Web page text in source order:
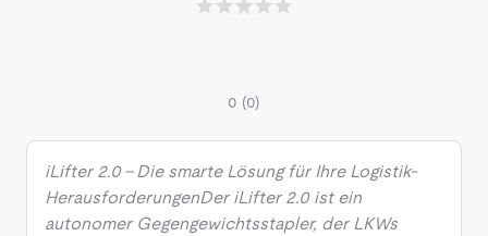
0 (0)
iLifter 2.0 – Die smarte Lösung für Ihre Logistik-
HerausforderungenDer iLifter 2.0 ist ein
autonomer Gegengewichtsstapler, der LKWs